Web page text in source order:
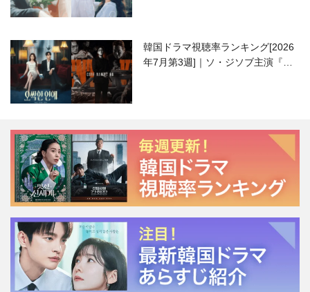
韓国ドラマ視聴率ランキング[2026
年7月第3週]｜ソ・ジソブ主演『エ